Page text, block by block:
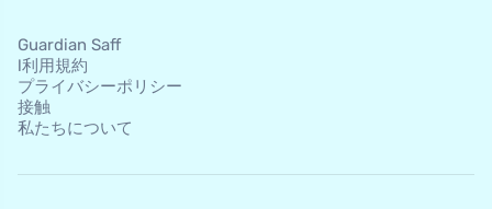
Guardian Saff
l利用規約
プライバシーポリシー
接触
私たちについて